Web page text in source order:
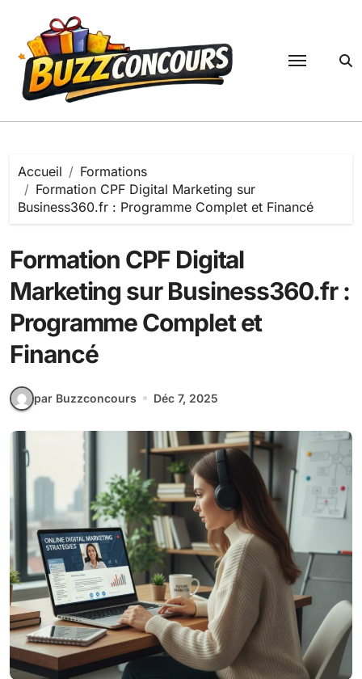
contenu
Accueil
Formations
Formation CPF Digital Marketing sur
Business360.fr : Programme Complet et Financé
Formation CPF Digital
Marketing sur Business360.fr :
Programme Complet et
Financé
par Buzzconcours Déc 7, 2025